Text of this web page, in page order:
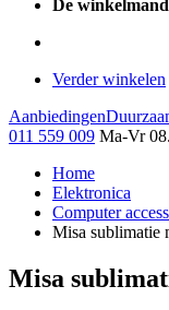
De winkelmand
Verder winkelen
Aanbiedingen
011 559 009 Ma-Vr
Home
Elektronica
Computer
Misa sublimatie
Misa